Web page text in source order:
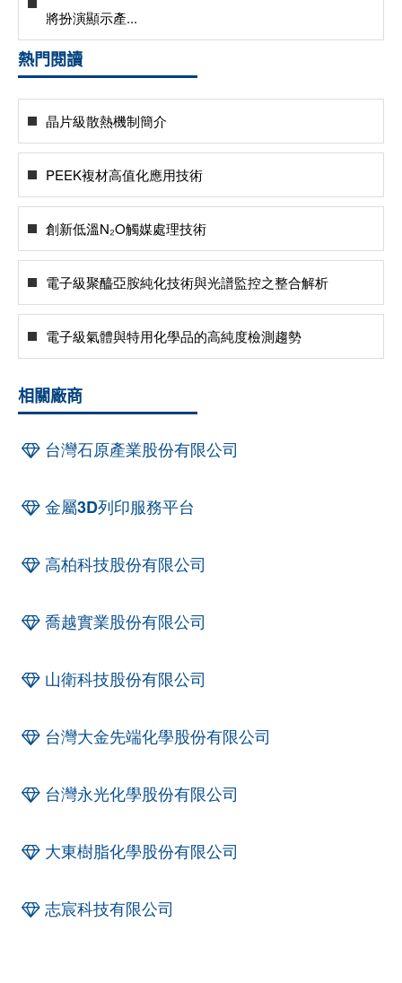
將扮演顯示產...
熱門閱讀
晶片級散熱機制簡介
PEEK複材高值化應用技術
創新低溫N₂O觸媒處理技術
電子級聚醯亞胺純化技術與光譜監控之整合解析
電子級氣體與特用化學品的高純度檢測趨勢
相關廠商
台灣石原產業股份有限公司
金屬3D列印服務平台
高柏科技股份有限公司
喬越實業股份有限公司
山衛科技股份有限公司
台灣大金先端化學股份有限公司
台灣永光化學股份有限公司
大東樹脂化學股份有限公司
志宸科技有限公司